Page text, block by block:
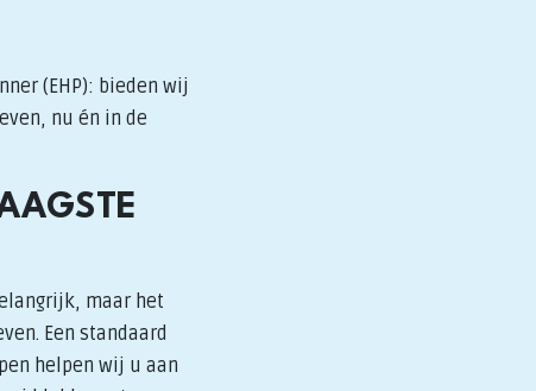
(EHP): bieden wij
nu én in de
maar het
Een standaard
helpen wij u aan